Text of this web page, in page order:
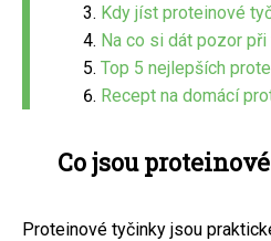
Kdy jíst proteinové
Na co si dát pozor při
Top 5 nejlepších
Recept na domácí
Co jsou
Proteinové tyčinky jsou